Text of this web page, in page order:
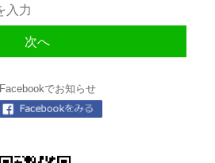
Facebookでお知らせ